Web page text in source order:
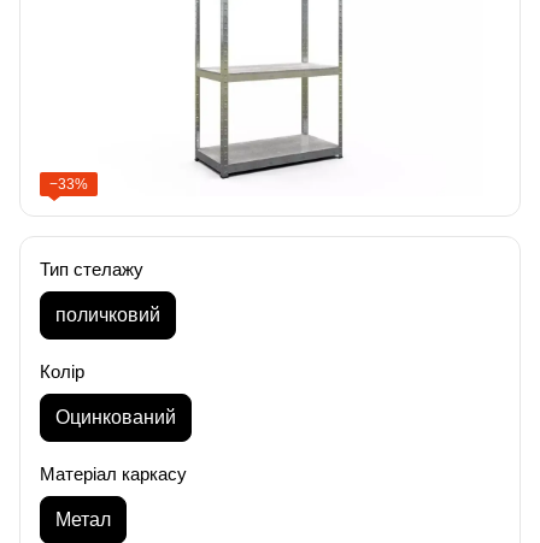
−33%
Тип стелажу
поличковий
Колір
Оцинкований
Матеріал каркасу
Метал